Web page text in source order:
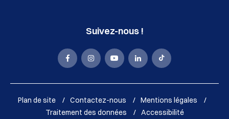
Suivez-nous !
La
Sassenage
La
Sassenage
La
Sassenage
La
Sassenage
La
Sassenage
Plan de site Contactez-nous
Mentions légales
Traitement des données
Accessibilité